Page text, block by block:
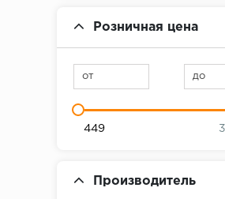
Розничная цена
от до
449
Производитель